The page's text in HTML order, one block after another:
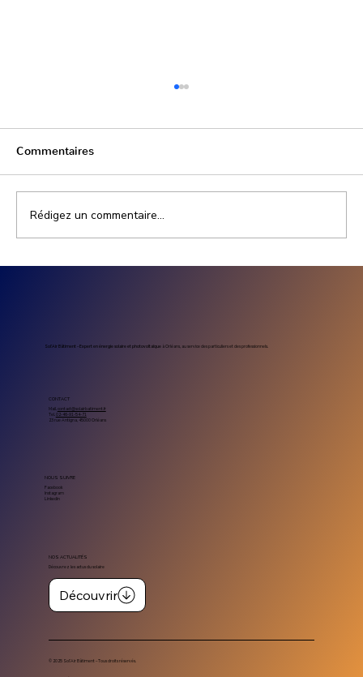
Commentaires
Rédigez un commentaire...
Sol’Air Bâtiment – Expert en énergie solaire et photovoltaïqueà Orléans, au service des particuliers et des professionnels.
CONTACT
Mail.contact@solairbatiment.fr
Tel. 02-46-91-54-71
23 rue Antigna, 45000 Orléans
NOUS SUIVRE
Facebook
Instagram
Linkedin
NOS ACTUALITÉS
Découvrez les actus du solaire
Découvrir
© 2025 Sol’Air Bâtiment – Tous droits réservés.